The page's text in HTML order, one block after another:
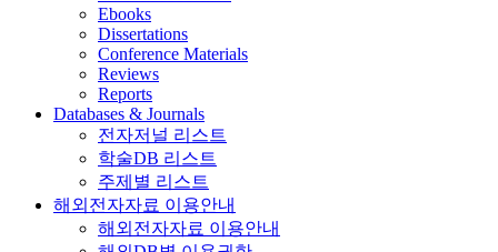
Ebooks
Dissertations
Conference Materials
Reviews
Reports
Databases & Journals
전자저널 리스트
학술DB 리스트
주제별 리스트
해외전자자료 이용안내
해외전자자료 이용안내